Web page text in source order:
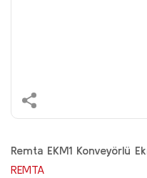
Remta EKM1 Konveyörlü
REMTA